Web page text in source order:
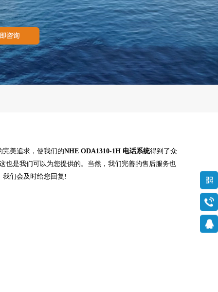
完美追求，使我们的NHE ODA1310-1H 电话系统得到了众
也是我们可以为您提供的。当然，我们完善的售后服务也
我们会及时给您回复!